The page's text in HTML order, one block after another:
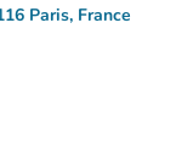
Paris, France
Maps)